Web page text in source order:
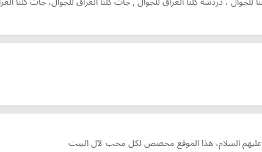
عليهم السلام، هذا الموقع مخصص لكل محب لآل البيت